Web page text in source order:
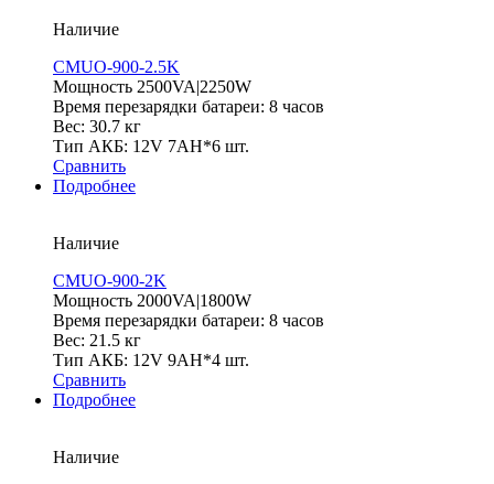
Наличие
CMUO-900-2.5K
Мощность 2500VA|2250W
Время перезарядки батареи: 8 часов
Вес: 30.7 кг
Тип АКБ: 12V 7AH*6 шт.
Сравнить
Подробнее
Наличие
CMUO-900-2K
Мощность 2000VA|1800W
Время перезарядки батареи: 8 часов
Вес: 21.5 кг
Тип АКБ: 12V 9AH*4 шт.
Сравнить
Подробнее
Наличие